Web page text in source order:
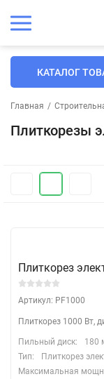
КАТАЛОГ
Главная /
Плиткорезы
Плиткорез
Артикул: PF1000
Плиткорез 1000 Вт,
Пильный диск:
180
Тип:
Плиткорез
Максимальная